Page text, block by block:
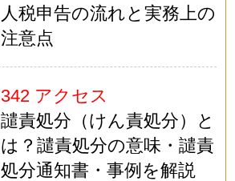
人税申告の流れと実務上の
注意点
342 アクセス
譴責処分（けん責処分）と
は？譴責処分の意味・譴責
処分通知書・事例を解説